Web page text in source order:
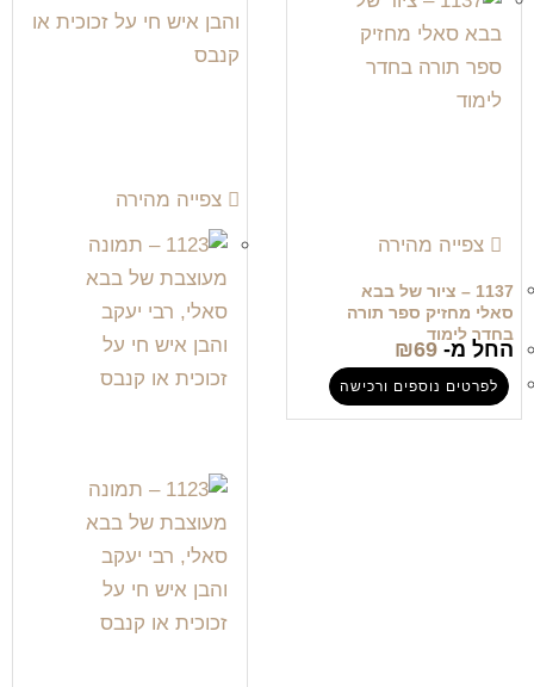
צפייה מהירה
1137 – ציור של בבא
סאלי מחזיק ספר תורה
בחדר לימוד
החל מ- ₪69
לפרטים נוספים ורכישה
צפייה מהירה